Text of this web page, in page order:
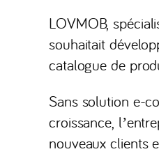
LOVMOB,
souhaitait
catalogue de
Sans solution e-
croissance,
nouveaux clients